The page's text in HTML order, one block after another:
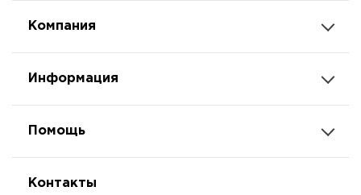
Компания
Информация
Помощь
Контакты